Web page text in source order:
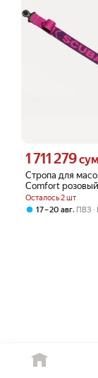
Стропа для
Comfort
фиолетовый
Осталось 2 шт
Цена 1711279 сум
1 711 279сум
17 – 20 авг, ПВЗ